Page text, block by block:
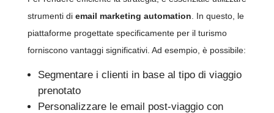
strumenti di email marketing automation . In questo, le
piattaforme progettate specificamente per il turismo
forniscono vantaggi significativi. Ad esempio, è possibile:
Segmentare i clienti in base al tipo di viaggio
prenotato
Personalizzare le email post-viaggio con